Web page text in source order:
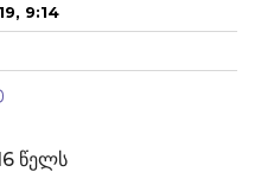
9:14
წელს